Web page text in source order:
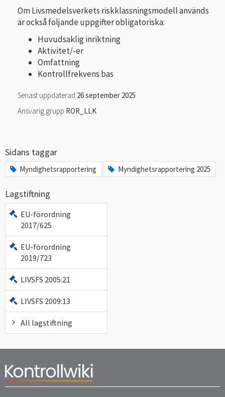
Om Livsmedelsverkets riskklassningsmodell används
är också följande uppgifter obligatoriska:
Huvudsaklig inriktning
Aktivitet/-er
Omfattning
Kontrollfrekvens bas
Senast uppdaterad 26 september 2025
Ansvarig grupp ROR_LLK
Sidans taggar
Myndighetsrapportering Myndighetsrapportering 2025
Lagstiftning
EU-förordning
2017/625
EU-förordning
2019/723
LIVSFS 2005:21
LIVSFS 2009:13
All lagstiftning